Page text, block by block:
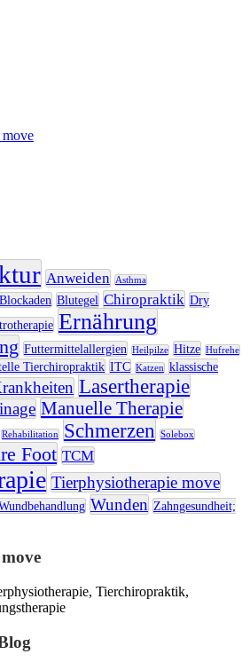
Anweiden Asthma
Blockaden Blutegel Chiropraktik Dry
Ernährung
Futtermittelallergien Heilpilze Hitze Hufrehe
Tierchiropraktik ITC Katzen klassische
Lasertherapie
Manuelle Therapie
Rehabilitation Schmerzen Solebox
Foot TCM
Tierphysiotherapie move
Wunden Zahngesundheit;
Tierchiropraktik,